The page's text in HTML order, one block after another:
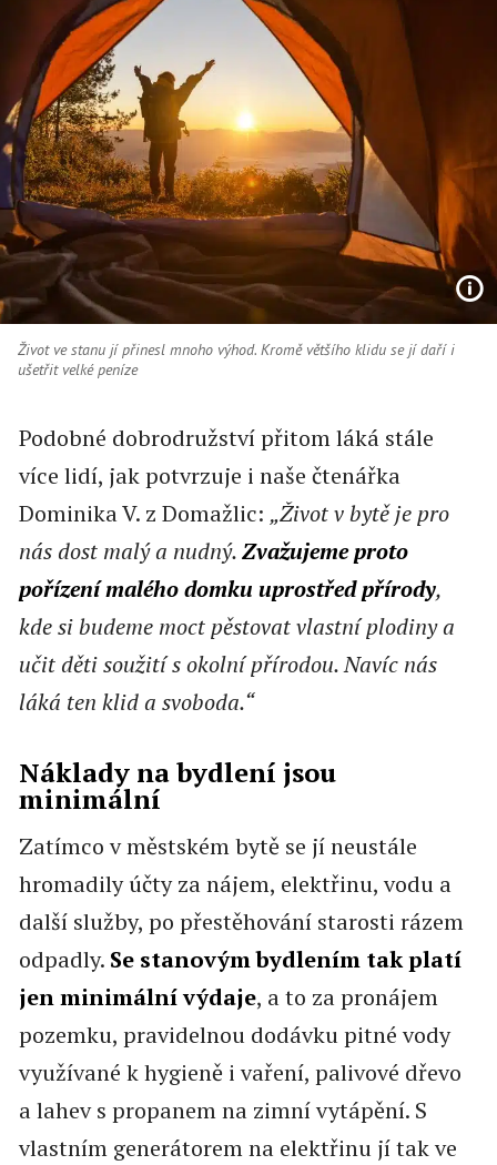
Život ve stanu jí přinesl mnoho výhod. Kromě většího klidu se jí daří i
ušetřit velké peníze
Podobné dobrodružství přitom láká stále
více lidí, jak potvrzuje i naše čtenářka
Dominika V. z Domažlic: „Život v bytě je pro
nás dost malý a nudný.Zvažujeme proto
pořízení malého domku uprostřed přírody,
kde si budeme moct pěstovat vlastní plodiny a
učit děti soužití s okolní přírodou. Navíc nás
láká ten klid a svoboda.“
Náklady na bydlení jsou
minimální
Zatímco v městském bytě se jí neustále
hromadily účty za nájem, elektřinu, vodu a
další služby, po přestěhování starosti rázem
odpadly. Se stanovým bydlením tak platí
jen minimální výdaje, a to za pronájem
pozemku, pravidelnou dodávku pitné vody
využívané k hygieně i vaření, palivové dřevo
a lahev s propanem na zimní vytápění. S
vlastním generátorem na elektřinu jí tak ve